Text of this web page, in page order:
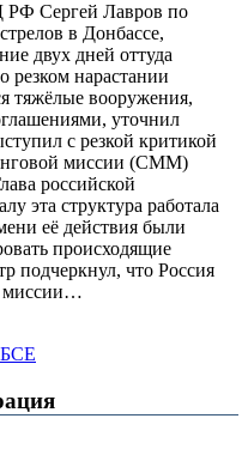
РФ Сергей Лавров по
в Донбассе,
двух дней оттуда
резком нарастании
тяжёлые вооружения,
уточнил
с резкой критикой
миссии (СММ)
российской
эта структура работала
её действия были
происходящие
подчеркнул, что Россия
миссии…